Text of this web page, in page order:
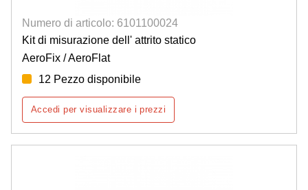
Numero di articolo: 6101100024
Kit di misurazione dell' attrito statico
AeroFix / AeroFlat
12 Pezzo disponibile
Accedi per visualizzare i prezzi